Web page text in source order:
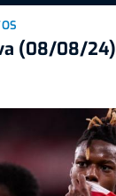
(08/08/24)